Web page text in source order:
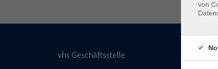
vhs Geschäftsstelle
von